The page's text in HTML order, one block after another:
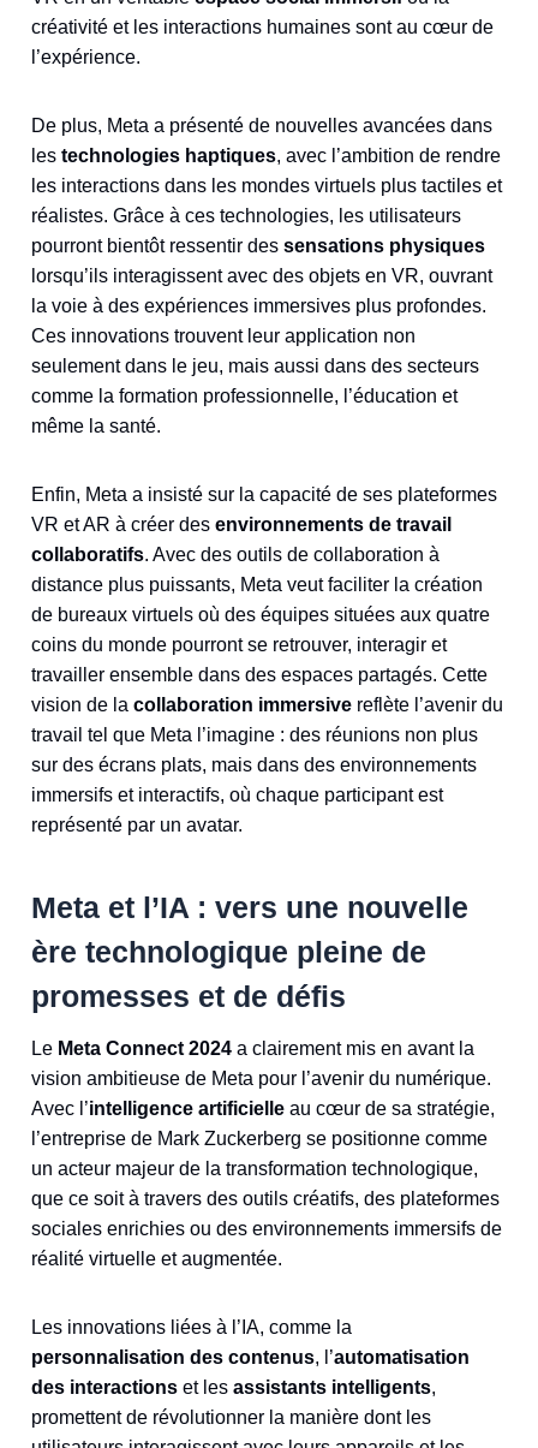
créativité et les interactions humaines sont au cœur de
l’expérience.
De plus, Meta a présenté de nouvelles avancées dans
les technologies haptiques, avec l’ambition de rendre
les interactions dans les mondes virtuels plus tactiles et
réalistes. Grâce à ces technologies, les utilisateurs
pourront bientôt ressentir des sensations physiques
lorsqu’ils interagissent avec des objets en VR, ouvrant
la voie à des expériences immersives plus profondes.
Ces innovations trouvent leur application non
seulement dans le jeu, mais aussi dans des secteurs
comme la formation professionnelle, l’éducation et
même la santé.
Enfin, Meta a insisté sur la capacité de ses plateformes
VR et AR à créer des environnements de travail
collaboratifs. Avec des outils de collaboration à
distance plus puissants, Meta veut faciliter la création
de bureaux virtuels où des équipes situées aux quatre
coins du monde pourront se retrouver, interagir et
travailler ensemble dans des espaces partagés. Cette
vision de la collaboration immersive reflète l’avenir du
travail tel que Meta l’imagine : des réunions non plus
sur des écrans plats, mais dans des environnements
immersifs et interactifs, où chaque participant est
représenté par un avatar.
Meta et l’IA : vers une nouvelle
ère technologique pleine de
promesses et de défis
Le Meta Connect 2024 a clairement mis en avant la
vision ambitieuse de Meta pour l’avenir du numérique.
Avec l’intelligence artificielle au cœur de sa stratégie,
l’entreprise de Mark Zuckerberg se positionne comme
un acteur majeur de la transformation technologique,
que ce soit à travers des outils créatifs, des plateformes
sociales enrichies ou des environnements immersifs de
réalité virtuelle et augmentée.
Les innovations liées à l’IA, comme la
personnalisation des contenus, l’automatisation
des interactions et les assistants intelligents,
promettent de révolutionner la manière dont les